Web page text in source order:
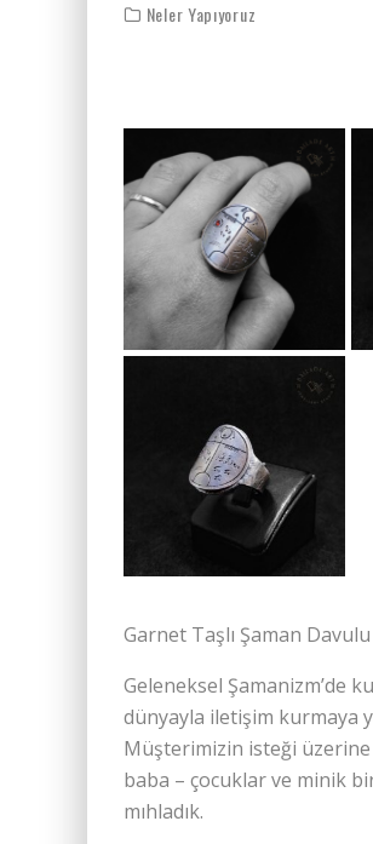
Neler Yapıyoruz
Garnet Taşlı Şaman
Geleneksel Şamanizm’de
dünyayla iletişim kurmaya
Müşterimizin isteği üzerine
baba – çocuklar ve minik
mıhladık.